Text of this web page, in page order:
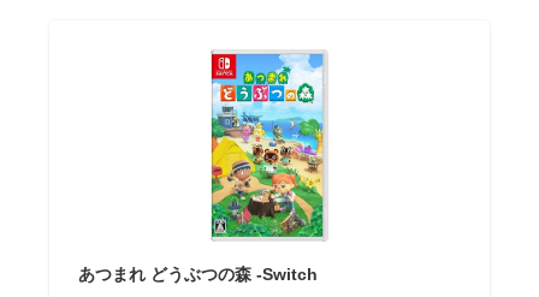
あつまれ どうぶつの森 -Switch